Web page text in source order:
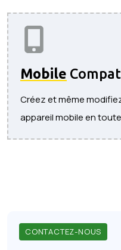
Mobile
Créez et même
appareil mobile en
CONTACTEZ-NOUS